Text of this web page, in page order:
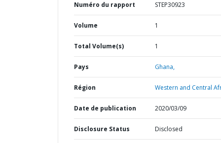
Numéro du rapport STEP30923
Volume 1
Total Volume(s) 1
Pays Ghana,
Région Western and Central
Date de publication 2020/03/09
Disclosure Status Disclosed